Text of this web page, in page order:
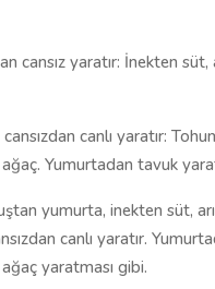
cansız yaratır: İnekten süt,
canlı yaratır:
Yumurtadan tavuk
yumurta, inekten süt,
canlı yaratır.
yaratması gibi.